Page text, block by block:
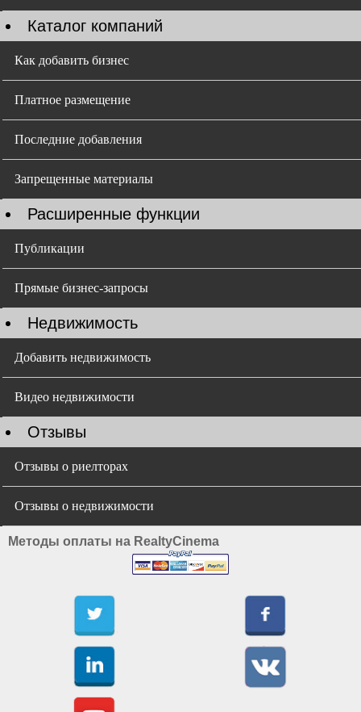
Каталог компаний
Как добавить бизнес
Платное размещение
Последние добавления
Запрещенные материалы
Расширенные функции
Публикации
Прямые бизнес-запросы
Недвижимость
Добавить недвижимость
Видео недвижимости
Отзывы
Отзывы о риелторах
Отзывы о недвижимости
Методы оплаты на RealtyCinema